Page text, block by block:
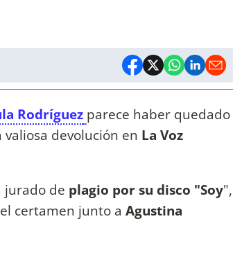
Rodríguez parece haber quedado
devolución en La Voz
jurado de plagio por su disco "Soy",
certamen junto a Agustina